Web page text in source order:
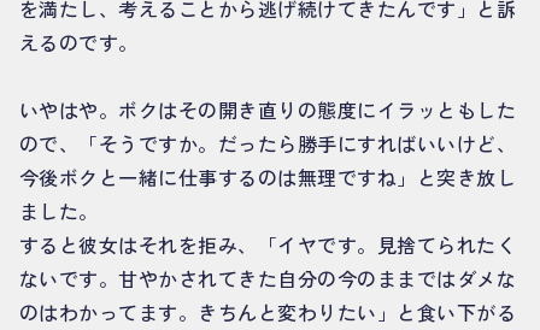
を満たし、考えることから逃げ続けてきたんです」と訴
えるのです。
いやはや。ボクはその開き直りの態度にイラッともした
ので、「そうですか。だったら勝手にすればいいけど、
今後ボクと一緒に仕事するのは無理ですね」と突き放し
ました。
すると彼女はそれを拒み、「イヤです。見捨てられたく
ないです。甘やかされてきた自分の今のままではダメな
のはわかってます。きちんと変わりたい」と食い下がる